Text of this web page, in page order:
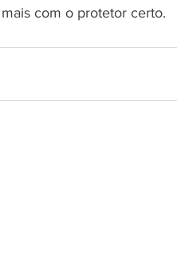
com o protetor certo.